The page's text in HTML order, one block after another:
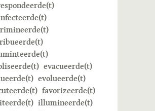
evacueerde(t)
evolueerde(t)
favorizeerde(t)
illumineerde(t)